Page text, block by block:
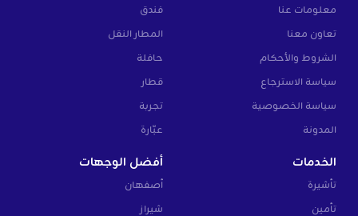
معلومات عنا
تعاون معنا
الشروط والأحكام
سياسة الاسترجاع
سياسة الخصوصية
المدونة
فندق
المطار النقل
حافلة
قطار
تجربة
عبّارة
الخدمات
تأشيرة
تأمين
أفضل الوجهات
أصفهان
شيراز